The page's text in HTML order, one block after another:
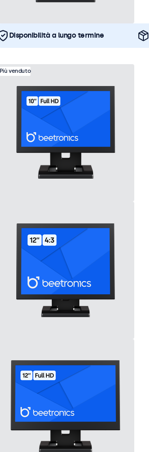
Disponibilità a lungo termine
Più venduto